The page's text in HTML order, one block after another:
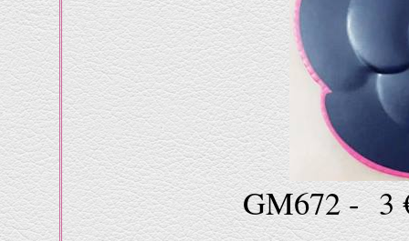
GM672 - 3